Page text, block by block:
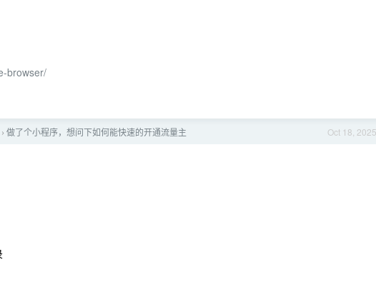
browser/
Oct 18, 2025
› 做了个小程序，想问下如何能快速的开通流量主